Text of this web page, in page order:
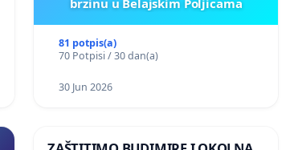
81 potpis(a)
70 Potpisi / 30 dan(a)
30 Jun 2026